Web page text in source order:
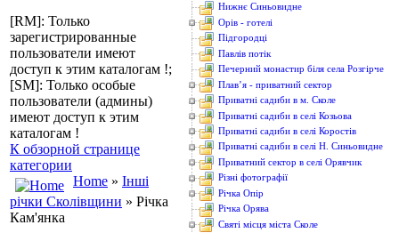
[RM]: Только
зарегистрированные
пользователи имеют
доступ к этим каталогам !;
[SM]: Только особые
пользователи (админы)
имеют доступ к этим
каталогам !
К обзорной странице
категории
Home » Інші
річки Сколівщини » Річка
Кам'янка
Нижнє Синьовидне
Орів - готелі
Підгородці
Павлів потік
Печерний монастир біля села Розгірче
Плав’я - приватний сектор
Приватні садиби в м. Сколе
Приватні садиби в селі Козьова
Приватні садиби в селі Коростів
Приватні садиби в селі Н. Синьовидне
Приватний сектор в селі Орявчик
Різні фотографії
Річка Опір
Річка Орява
Святі місця міста Сколе